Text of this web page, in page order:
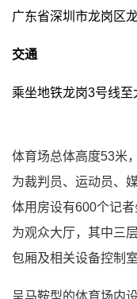
广东省深圳市龙岗区
交通
乘坐地铁龙岗3号线
体育场总体高度53米
为裁判员、运动员、
体用房设有600个记
为观众大厅，其中三
包厢及相关设备控制
呈马鞍型的体育场内